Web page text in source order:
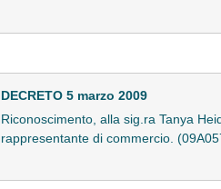
DECRETO 5 marzo 2009
Riconoscimento, alla sig.ra Tanya
rappresentante di commercio.